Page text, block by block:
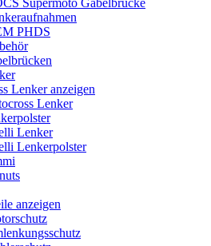
Supermoto Gabelbrücke
PHDS
Lenker anzeigen
Lenker
Lenker
Lenkerpolster
anzeigen